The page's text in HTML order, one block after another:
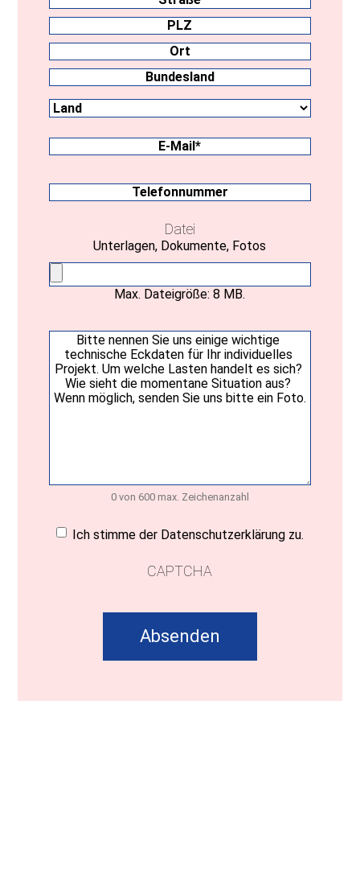
Straße
PLZ
Ort
E-
Mail(erforderlich)
Telefonnummer
Datei
Unterlagen, Dokumente, Fotos
Max. Dateigröße: 8 MB.
Ihre
Nachricht(erforderlich)
0 von 600 max. Zeichenanzahl
Einwilligung(erforderlich)
Ich stimme der Datenschutzerklärung zu.
CAPTCHA